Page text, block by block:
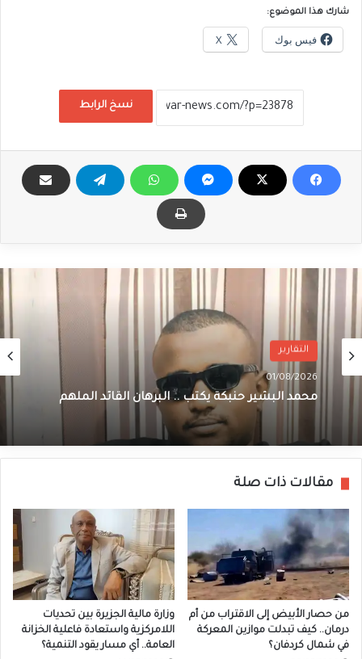
شارك هذا الموضوع:
فيس بوك X
نسخ الرابط
التقارير
01/08/2026
محمد البشير حنبكة يكتب .. البرهان القائد الملهم
مقالات ذات صلة
من حصار الأبيض إلى الاقتراب من أم
درمان.. كيف تبدلت موازين المعركة
في شمال كردفان؟
وزارة مالية الجزيرة بين تحديات
اللامركزية واستعادة فاعلية الخزانة
العامة.. أي مسار يقود التنمية؟